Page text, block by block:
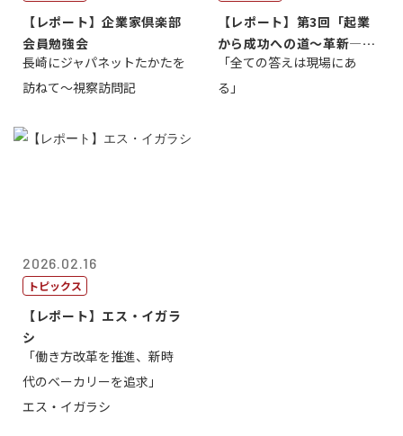
【レポート】企業家倶楽部
会員勉強会
長崎にジャパネットたかたを
訪ねて～視察訪問記
【レポート】第3回「起業
から成功への道～革新―挑
戦の先にある...
「全ての答えは現場にあ
る」
2026.02.16
トピックス
【レポート】エス・イガラ
シ
「働き方改革を推進、新時
代のベーカリーを追求」
エス・イガラシ